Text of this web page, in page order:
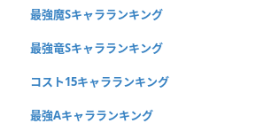
最強魔Sキャラランキング
最強竜Sキャラランキング
コスト15キャラランキング
最強Aキャラランキング